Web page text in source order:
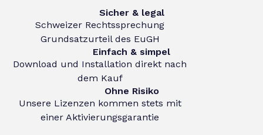
Sicher & legal
Schweizer Rechtssprechung
Grundsatzurteil des EuGH
Einfach & simpel
Download und Installation direkt nach
dem Kauf
Ohne Risiko
Unsere Lizenzen kommen stets mit
einer Aktivierungsgarantie